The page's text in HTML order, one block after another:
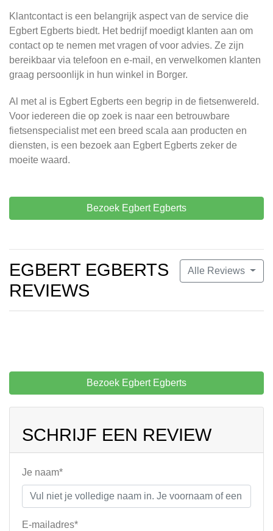
Klantcontact is een belangrijk aspect van de service die
Egbert Egberts biedt. Het bedrijf moedigt klanten aan om
contact op te nemen met vragen of voor advies. Ze zijn
bereikbaar via telefoon en e-mail, en verwelkomen klanten
graag persoonlijk in hun winkel in Borger.
Al met al is Egbert Egberts een begrip in de fietsenwereld.
Voor iedereen die op zoek is naar een betrouwbare
fietsenspecialist met een breed scala aan producten en
diensten, is een bezoek aan Egbert Egberts zeker de
moeite waard.
Bezoek Egbert Egberts
Alle Reviews
EGBERT EGBERTS
REVIEWS
Bezoek Egbert Egberts
SCHRIJF EEN REVIEW
Je naam*
E-mailadres*